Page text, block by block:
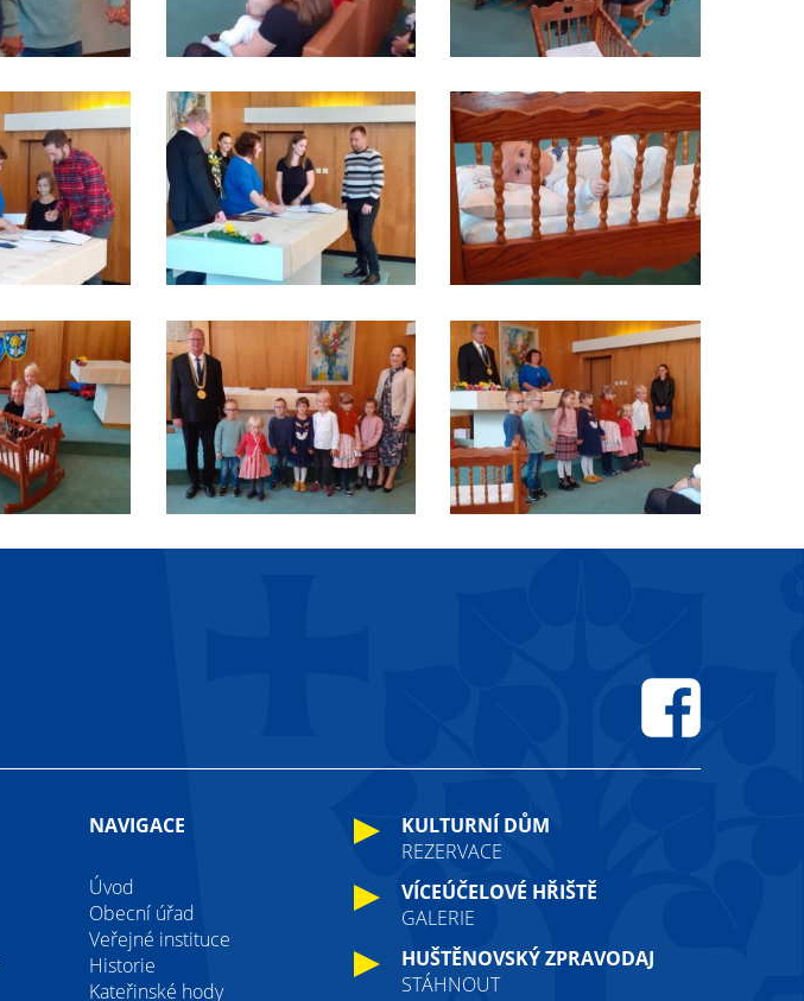
NAVIGACE
Úvod
Obecní úřad
Veřejné instituce
Historie
Kateřinské hody
KULTURNÍ DŮM
REZERVACE
VÍCEÚČELOVÉ HŘIŠTĚ
GALERIE
HUŠTĚNOVSKÝ ZPRAVODAJ
STÁHNOUT